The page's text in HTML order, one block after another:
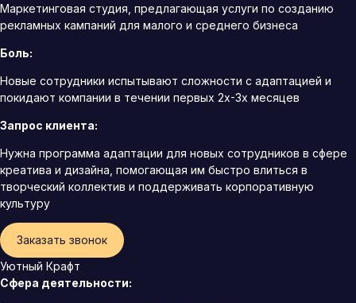
Маркетинговая студия, предлагающая услуги по созданию
рекламных кампаний для малого и среднего бизнеса
Боль:
Новые сотрудники испытывают сложности с адаптацией и
покидают компании в течении первых 2х-3х месяцев
Запрос клиента:
Нужна программа адаптации для новых сотрудников в сфере
креатива и дизайна, помогающая им быстро влиться в
творческий коллектив и поддерживать корпоративную
культуру
Заказать звонок
Уютный Крафт
Сфера деятельности: